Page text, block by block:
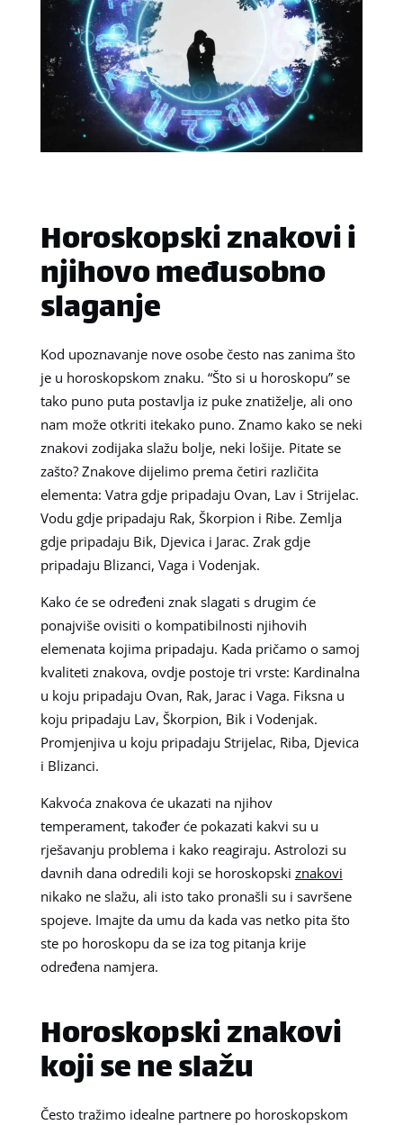
Horoskopski znakovi i
njihovo međusobno
slaganje
Kod upoznavanje nove osobe često nas zanima što
je u horoskopskom znaku. “Što si u horoskopu” se
tako puno puta postavlja iz puke znatiželje, ali ono
nam može otkriti itekako puno. Znamo kako se neki
znakovi zodijaka slažu bolje, neki lošije. Pitate se
zašto? Znakove dijelimo prema četiri različita
elementa: Vatra gdje pripadaju Ovan, Lav i Strijelac.
Vodu gdje pripadaju Rak, Škorpion i Ribe. Zemlja
gdje pripadaju Bik, Djevica i Jarac. Zrak gdje
pripadaju Blizanci, Vaga i Vodenjak.
Kako će se određeni znak slagati s drugim će
ponajviše ovisiti o kompatibilnosti njihovih
elemenata kojima pripadaju. Kada pričamo o samoj
kvaliteti znakova, ovdje postoje tri vrste: Kardinalna
u koju pripadaju Ovan, Rak, Jarac i Vaga. Fiksna u
koju pripadaju Lav, Škorpion, Bik i Vodenjak.
Promjenjiva u koju pripadaju Strijelac, Riba, Djevica
i Blizanci.
Kakvoća znakova će ukazati na njihov
temperament, također će pokazati kakvi su u
rješavanju problema i kako reagiraju. Astrolozi su
davnih dana odredili koji se horoskopski znakovi
nikako ne slažu, ali isto tako pronašli su i savršene
spojeve. Imajte da umu da kada vas netko pita što
ste po horoskopu da se iza tog pitanja krije
određena namjera.
Horoskopski znakovi
koji se ne slažu
Često tražimo idealne partnere po horoskopskom